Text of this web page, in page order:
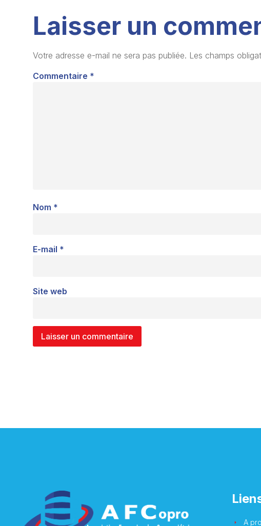
Laisser un
Votre adresse e-mail ne sera pas publiée. Les champs
Commentaire *
Nom *
E-mail *
Site web
A